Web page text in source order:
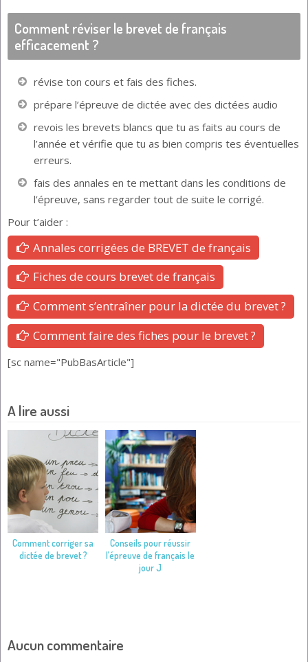
Comment réviser le brevet de français
efficacement ?
révise ton cours et fais des fiches.
prépare l’épreuve de dictée avec des dictées audio
revois les brevets blancs que tu as faits au cours de
l’année et vérifie que tu as bien compris tes éventuelles
erreurs.
fais des annales en te mettant dans les conditions de
l’épreuve, sans regarder tout de suite le corrigé.
Pour t’aider :
Annales corrigées de BREVET de français
Fiches de cours brevet de français
Comment s’entraîner pour la dictée du brevet ?
Comment faire des fiches pour le brevet ?
[sc name="PubBasArticle"]
A lire aussi
Comment corriger sa
dictée de brevet ?
Conseils pour réussir
l’épreuve de français le
jour J
Aucun commentaire